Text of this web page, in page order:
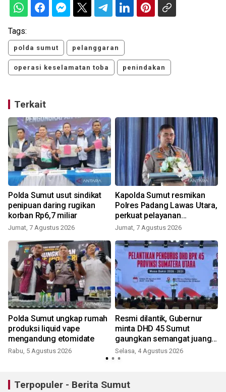
Tags:
polda sumut pelanggaran
operasi keselamatan toba penindakan
Terkait
Polda Sumut usut sindikat
penipuan daring rugikan
korban Rp6,7 miliar
Jumat, 7 Agustus 2026
Kapolda Sumut resmikan
Polres Padang Lawas Utara,
perkuat pelayanan
kepolisian
Jumat, 7 Agustus 2026
Polda Sumut ungkap rumah
produksi liquid vape
mengandung etomidate
Rabu, 5 Agustus 2026
Resmi dilantik, Gubernur
minta DHD 45 Sumut
gaungkan semangat juang
pemuda
Selasa, 4 Agustus 2026
Terpopuler - Berita Sumut